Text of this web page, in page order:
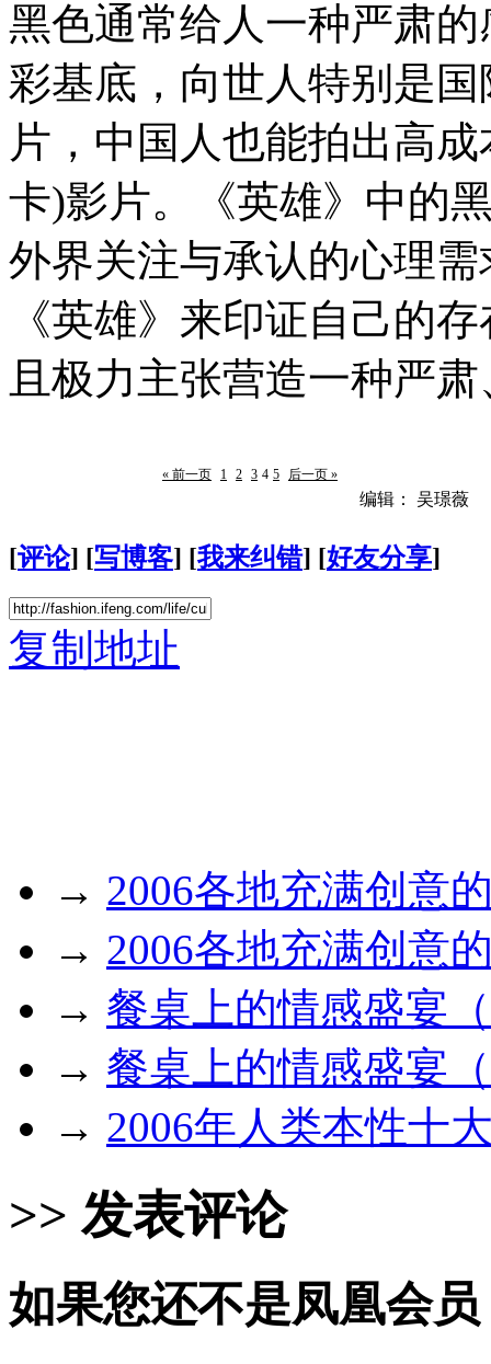
黑色通常给人一种严肃
彩基底，向世人特别是
片，中国人也能拍出高
卡)影片。《英雄》中的
外界关注与承认的心理
《英雄》来印证自己的
且极力主张营造一种严
« 前一页 1 2 3 4 5 后一页 »
编辑： 吴璟薇
[评论] [写博客] [我来纠错] [好友分享]
复制地址
→ 2006各地充满创意
→ 2006各地充满创意
→ 餐桌上的情感盛宴
→ 餐桌上的情感盛宴
→ 2006年人类本性十
>> 发表评论
如果您还不是凤凰会